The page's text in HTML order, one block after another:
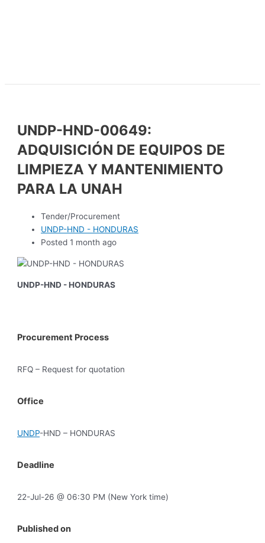
UNDP-HND-00649:
ADQUISICIÓN DE EQUIPOS DE
LIMPIEZA Y MANTENIMIENTO
PARA LA UNAH
Tender/Procurement
UNDP-HND - HONDURAS
Posted 1 month ago
UNDP-HND - HONDURAS
Procurement Process
RFQ – Request for quotation
Office
UNDP-HND – HONDURAS
Deadline
22-Jul-26 @ 06:30 PM (New York time)
Published on